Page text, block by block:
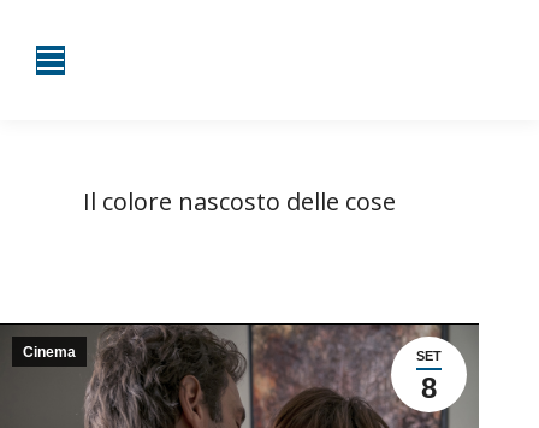
Il colore nascosto delle cose
SET
8
Cinema